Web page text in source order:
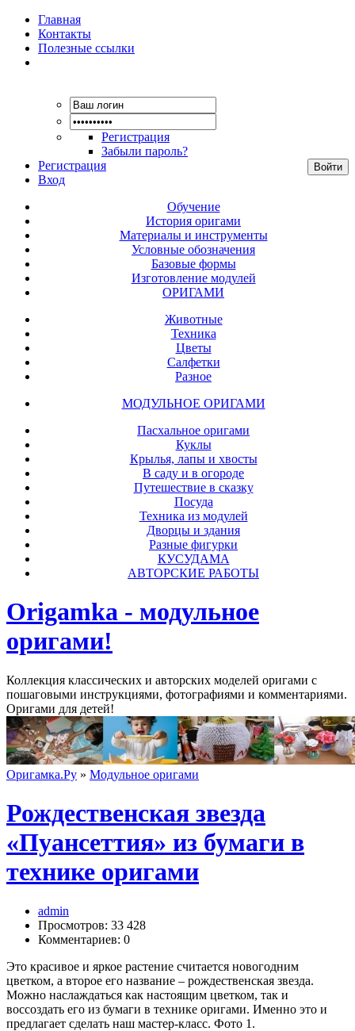
Главная
Контакты
Полезные ссылки
Регистрация
Забыли пароль?
Регистрация
Вход
Обучение
История оригами
Материалы и инструменты
Условные обозначения
Базовые формы
Изготовление модулей
ОРИГАМИ
Животные
Техника
Цветы
Салфетки
Разное
МОДУЛЬНОЕ ОРИГАМИ
Пасхальное оригами
Куклы
Крылья, лапы и хвосты
В саду и в огороде
Путешествие в сказку
Посуда
Техника из модулей
Дворцы и здания
Разные фигурки
КУСУДАМА
АВТОРСКИЕ РАБОТЫ
Origamka - модульное
оригами!
Коллекция классических и авторских моделей оригами с
пошаговыми инструкциями, фотографиями и комментариями.
Оригами для детей!
Оригамка.Ру » Модульное оригами
Рождественская звезда
«Пуансеттия» из бумаги в
технике оригами
admin
Просмотров: 33 428
Комментариев: 0
Это красивое и яркое растение считается новогодним
цветком, а второе его название – рождественская звезда.
Можно наслаждаться как настоящим цветком, так и
воссоздать его из бумаги в технике оригами. Именно это и
предлагает сделать наш мастер-класс. Фото 1.